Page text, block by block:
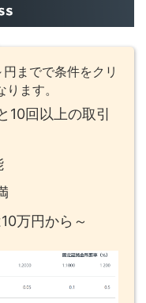
までで条件をクリ
ます。
10回以上の取引
万円から～